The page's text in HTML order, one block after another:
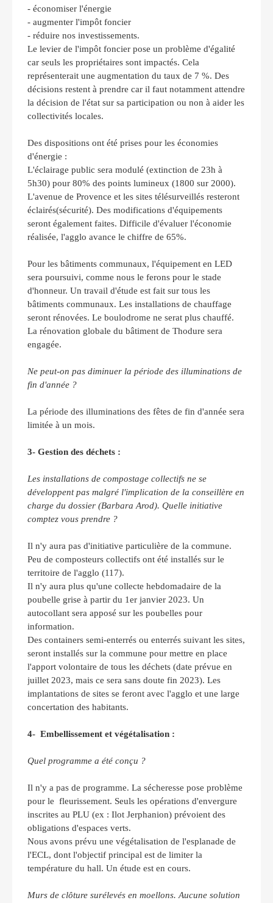
- économiser l'énergie
- augmenter l'impôt foncier
- réduire nos investissements.
Le levier de l'impôt foncier pose un problème d'égalité
car seuls les propriétaires sont impactés. Cela
représenterait une augmentation du taux de 7 %. Des
décisions restent à prendre car il faut notamment attendre
la décision de l'état sur sa participation ou non à aider les
collectivités locales.
Des dispositions ont été prises pour les économies
d'énergie :
L'éclairage public sera modulé (extinction de 23h à
5h30) pour 80% des points lumineux (1800 sur 2000).
L'avenue de Provence et les sites télésurveillés resteront
éclairés(sécurité). Des modifications d'équipements
seront également faites. Difficile d'évaluer l'économie
réalisée, l'agglo avance le chiffre de 65%.
Pour les bâtiments communaux, l'équipement en LED
sera poursuivi, comme nous le ferons pour le stade
d'honneur. Un travail d'étude est fait sur tous les
bâtiments communaux. Les installations de chauffage
seront rénovées. Le boulodrome ne serat plus chauffé.
La rénovation globale du bâtiment de Thodure sera
engagée.
Ne peut-on pas diminuer la période des illuminations de
fin d'année ?
La période des illuminations des fêtes de fin d'année sera
limitée à un mois.
3- Gestion des déchets :
Les installations de compostage collectifs ne se
développent pas malgré l'implication de la conseillère en
charge du dossier (Barbara Arod). Quelle initiative
comptez vous prendre ?
Il n'y aura pas d'initiative particulière de la commune.
Peu de composteurs collectifs ont été installés sur le
territoire de l'agglo (117).
Il n'y aura plus qu'une collecte hebdomadaire de la
poubelle grise à partir du 1er janvier 2023. Un
autocollant sera apposé sur les poubelles pour
information.
Des containers semi-enterrés ou enterrés suivant les sites,
seront installés sur la commune pour mettre en place
l'apport volontaire de tous les déchets (date prévue en
juillet 2023, mais ce sera sans doute fin 2023). Les
implantations de sites se feront avec l'agglo et une large
concertation des habitants.
4- Embellissement et végétalisation :
Quel programme a été conçu ?
Il n'y a pas de programme. La sécheresse pose problème
pour le fleurissement. Seuls les opérations d'envergure
inscrites au PLU (ex : Ilot Jerphanion) prévoient des
obligations d'espaces verts.
Nous avons prévu une végétalisation de l'esplanade de
l'ECL, dont l'objectif principal est de limiter la
température du hall. Un étude est en cours.
Murs de clôture surélevés en moellons. Aucune solution